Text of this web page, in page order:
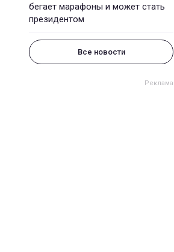
бегает марафоны и может стать
президентом
Все новости